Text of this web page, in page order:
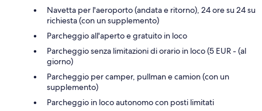
Navetta per l'aeroporto (andata e ritorno), 24 ore su 24 su
richiesta (con un supplemento)
Parcheggio all'aperto e gratuito in loco
Parcheggio senza limitazioni di orario in loco (5 EUR - (al
giorno)
Parcheggio per camper, pullman e camion (con un
supplemento)
Parcheggio in loco autonomo con posti limitati